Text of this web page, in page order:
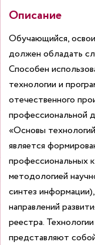
Описание
Обучающийся,
должен обладать
Способен
технологии и
отечественного
профессиональной
«Основы
является
профессиональных
методологией
синтез
направлений
реестра.
представляют